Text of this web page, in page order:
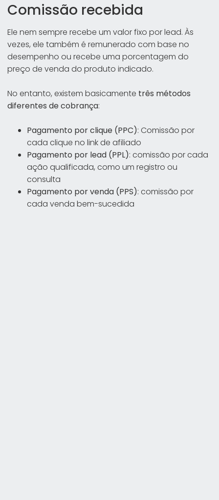
Comissão recebida
Ele nem sempre recebe um valor fixo por lead. Às
vezes, ele também é remunerado com base no
desempenho ou recebe uma porcentagem do
preço de venda do produto indicado.
No entanto, existem basicamente três métodos
diferentes de cobrança:
Pagamento por clique (PPC): Comissão por
cada clique no link de afiliado
Pagamento por lead (PPL): comissão por cada
ação qualificada, como um registro ou
consulta
Pagamento por venda (PPS): comissão por
cada venda bem-sucedida